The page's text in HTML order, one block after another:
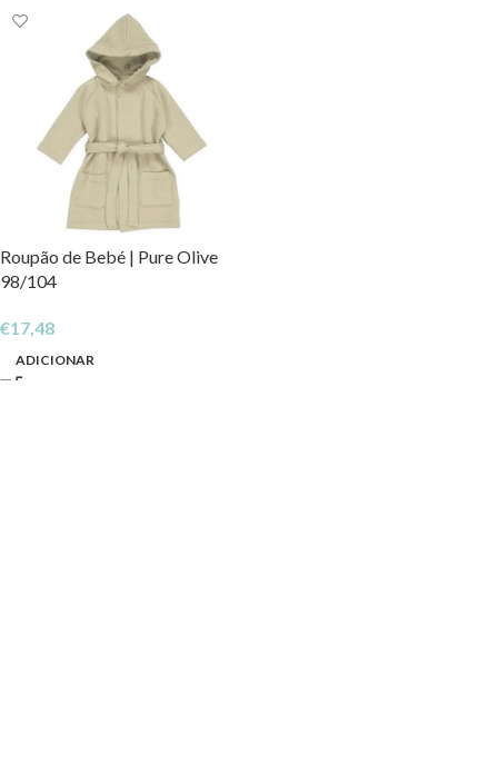
Roupão de Bebé | Pure Olive
98/104
€17,48
ADICIONAR